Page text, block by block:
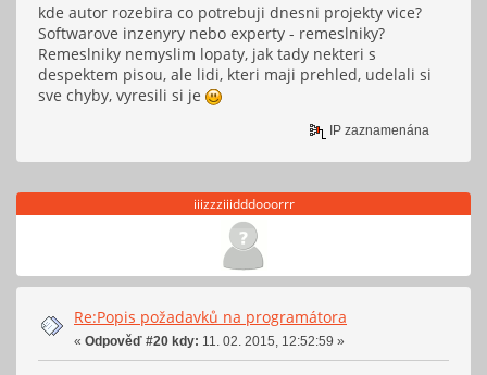
kde autor rozebira co potrebuji dnesni projekty vice?
Softwarove inzenyry nebo experty - remeslniky?
Remeslniky nemyslim lopaty, jak tady nekteri s
despektem pisou, ale lidi, kteri maji prehled, udelali si
sve chyby, vyresili si je
IP zaznamenána
iiizzziiidddooorrr
Re:Popis požadavků na programátora
« Odpověď #20 kdy: 11. 02. 2015, 12:52:59 »